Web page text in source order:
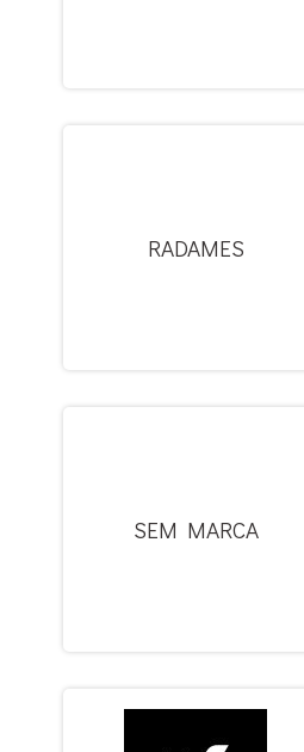
RADAMES
SEM MARCA